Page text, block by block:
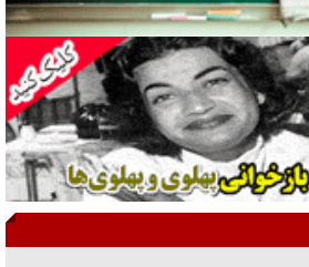
جنگ رمضان/ پیکر بی‌سر شهید را از
مخالفان مکانت معنوی رهبر شهید را